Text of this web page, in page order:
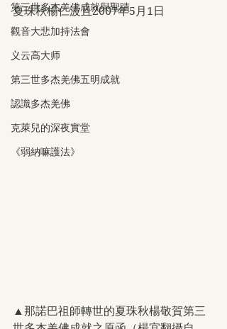
第三世多杰羌佛成就與聖蹟
觀音大悲加持法會
义云高大师
第三世多杰羌佛五明成就
認識多杰羌佛
克萊兒的深夜實堂
《弱納嘛護法》
夏珠秋楊仁波且2007年5月1日
▲那諾巴祖師轉世的夏珠秋楊敬賀第三